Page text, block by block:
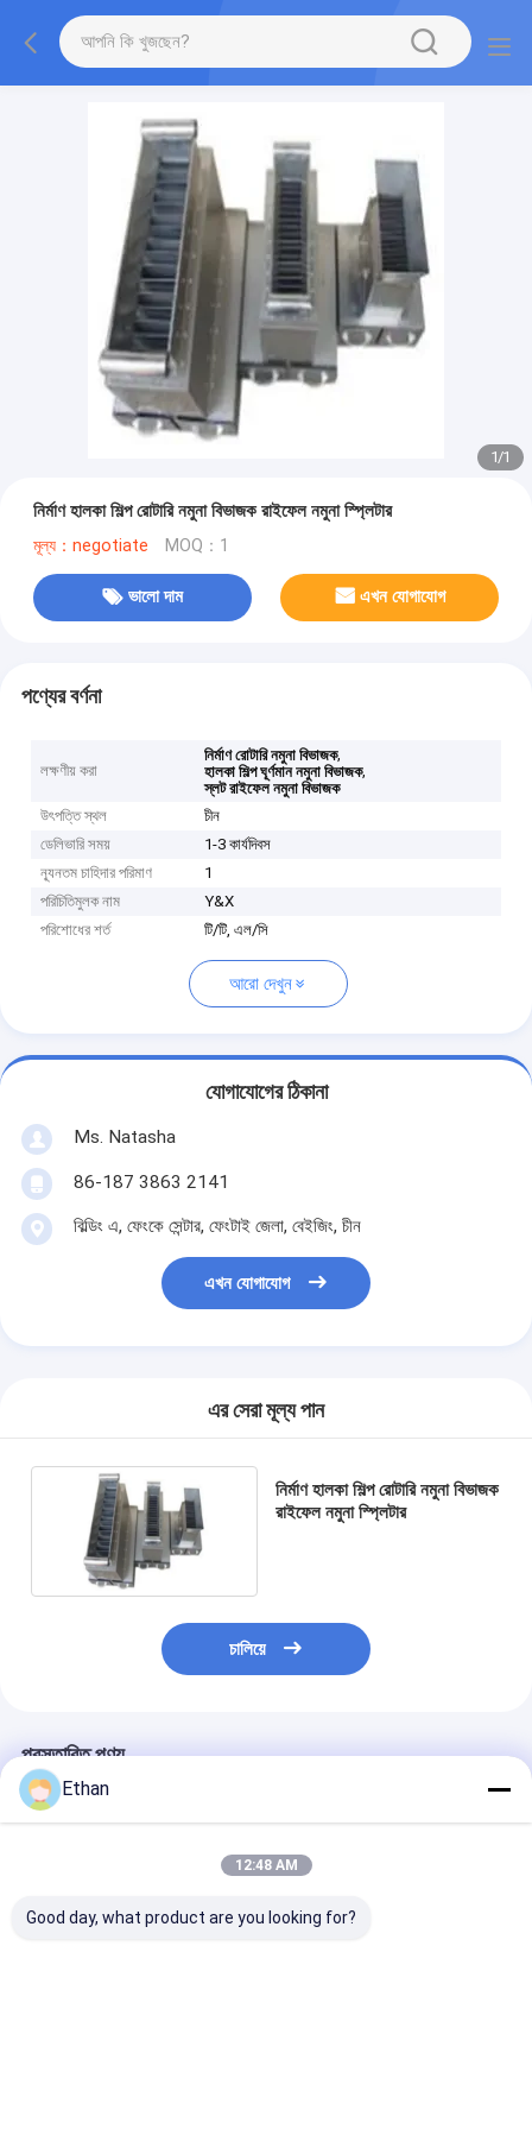
1/1
নির্মাণ হালকা শিল্প রোটারি নমুনা বিভাজক রাইফেল নমুনা স্প্লিটার
মূল্য：negotiate MOQ：1
ভালো দাম এখন যোগাযোগ
পণ্যের বর্ণনা
লক্ষণীয় করা
নির্মাণ রোটারি নমুনা বিভাজক,
হালকা শিল্প ঘূর্ণমান নমুনা বিভাজক,
স্লট রাইফেল নমুনা বিভাজক
উৎপত্তি স্থল
চীন
ডেলিভারি সময়
1-3 কার্যদিবস
ন্যূনতম চাহিদার পরিমাণ
1
পরিচিতিমুলক নাম
Y&X
পরিশোধের শর্ত
টি/টি, এল/সি
আরো দেখুন
যোগাযোগের ঠিকানা
Ms. Natasha
86-187 3863 2141
বিল্ডিং এ, ফেংকে সেন্টার, ফেংটাই জেলা, বেইজিং, চীন
এখন যোগাযোগ
এর সেরা মূল্য পান
নির্মাণ হালকা শিল্প রোটারি নমুনা বিভাজক
রাইফেল নমুনা স্প্লিটার
চালিয়ে
প্রস্তাবিত পণ্য
Ethan
12:48 AM
Good day, what product are you looking for?